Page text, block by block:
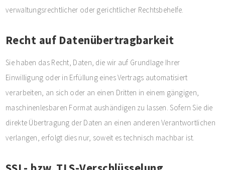
verwaltungsrechtlicher oder gerichtlicher Rechtsbehelfe.
Recht auf Datenübertragbarkeit
Sie haben das Recht, Daten, die wir auf Grundlage Ihrer
Einwilligung oder in Erfüllung eines Vertrags automatisiert
verarbeiten, an sich oder an einen Dritten in einem gängigen,
maschinenlesbaren Format aushändigen zu lassen. Sofern Sie die
direkte Übertragung der Daten an einen anderen Verantwortlichen
verlangen, erfolgt dies nur, soweit es technisch machbar ist.